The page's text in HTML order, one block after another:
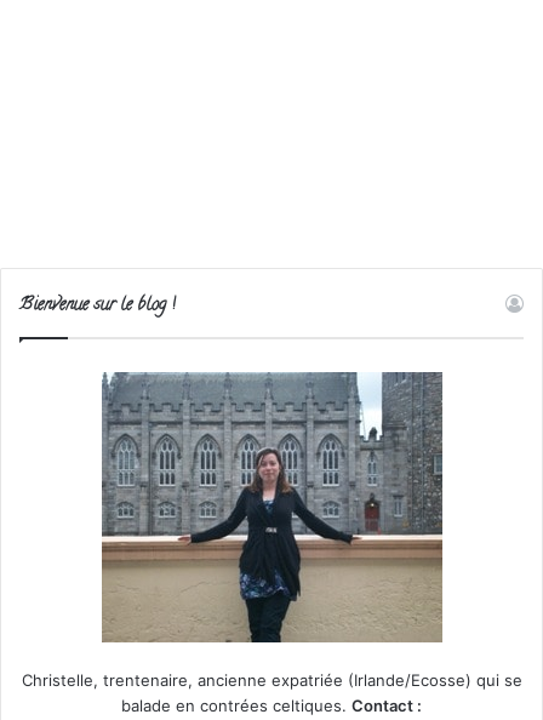
Bienvenue sur le blog !
Christelle, trentenaire, ancienne expatriée (Irlande/Ecosse) qui se
balade en contrées celtiques. Contact :